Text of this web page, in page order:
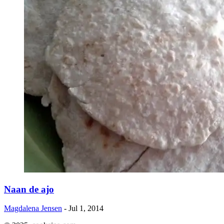
​Naan de ajo
Magdalena Jensen - Jul 1, 2014